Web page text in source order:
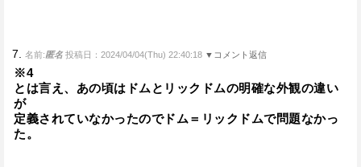
7. 名前:匿名 投稿日：2024/04/04(Thu) 22:40:18 ▼コメント返信
※4
とは言え、あの頃はドムとリックドムの明確な外観の違い
が
定義されていなかったのでドム＝リックドムで問題なかっ
た。